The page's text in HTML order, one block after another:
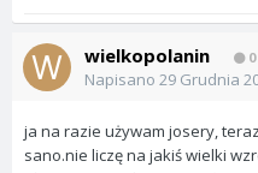
wielkopolanin 0
Napisano 29 Grudnia
ja na razie używam josery,
sano.nie liczę na jakiś wielki